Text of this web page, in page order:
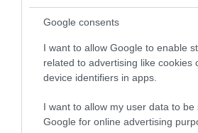
Google consents
I want to allow Google to enable
related to advertising like cookies
device identifiers in apps.
I want to allow my user data to be
Google for online advertising